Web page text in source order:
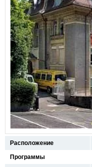
Расположение
Программы